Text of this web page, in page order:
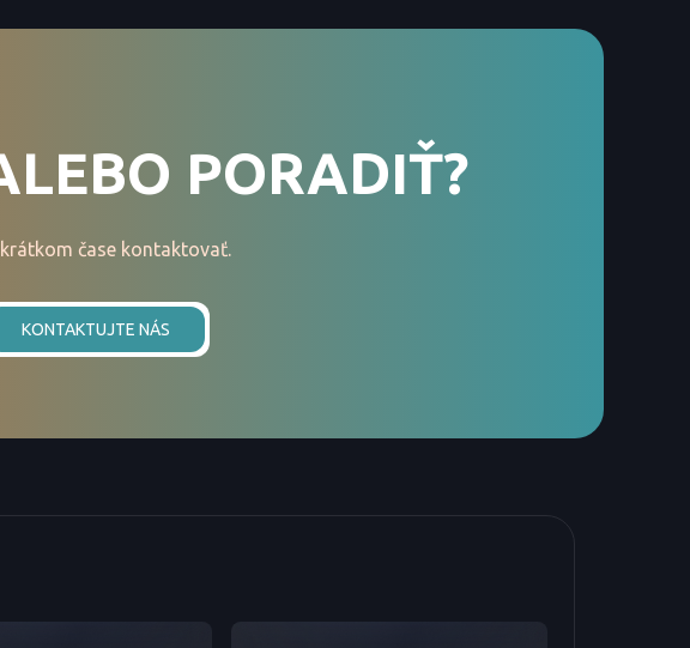
PORADIŤ?
čase kontaktovať.
KONTAKTUJTE NÁS